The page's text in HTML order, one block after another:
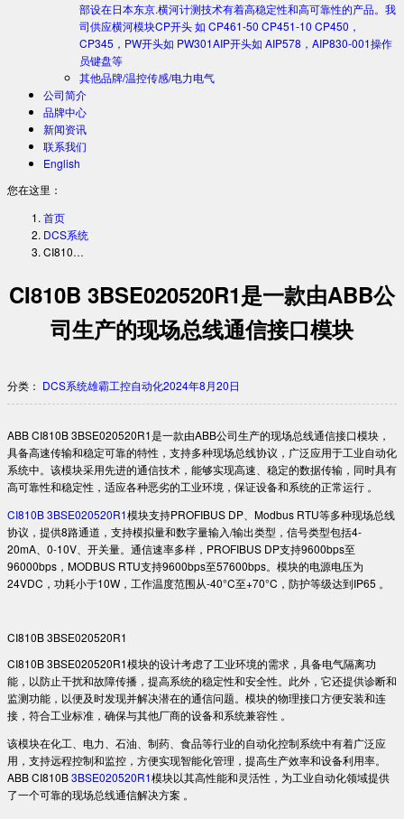
部设在日本东京.横河计测技术有着高稳定性和高可靠性的产品。我
司供应横河模块CP开头 如 CP461-50 CP451-10 CP450，
CP345，PW开头如 PW301AIP开头如 AIP578，AIP830-001操作
员键盘等
其他品牌/温控传感/电力电气
公司简介
品牌中心
新闻资讯
联系我们
English
您在这里：
首页
DCS系统
CI810…
CI810B 3BSE020520R1是一款由ABB公
司生产的现场总线通信接口模块
分类： DCS系统雄霸工控自动化2024年8月20日
ABB CI810B 3BSE020520R1是一款由ABB公司生产的现场总线通信接口模块，
具备高速传输和稳定可靠的特性，支持多种现场总线协议，广泛应用于工业自动化
系统中。该模块采用先进的通信技术，能够实现高速、稳定的数据传输，同时具有
高可靠性和稳定性，适应各种恶劣的工业环境，保证设备和系统的正常运行 。
CI810B 3BSE020520R1模块支持PROFIBUS DP、Modbus RTU等多种现场总线
协议，提供8路通道，支持模拟量和数字量输入/输出类型，信号类型包括4-
20mA、0-10V、开关量。通信速率多样，PROFIBUS DP支持9600bps至
96000bps，MODBUS RTU支持9600bps至57600bps。模块的电源电压为
24VDC，功耗小于10W，工作温度范围从-40°C至+70°C，防护等级达到IP65 。
CI810B 3BSE020520R1
CI810B 3BSE020520R1模块的设计考虑了工业环境的需求，具备电气隔离功
能，以防止干扰和故障传播，提高系统的稳定性和安全性。此外，它还提供诊断和
监测功能，以便及时发现并解决潜在的通信问题。模块的物理接口方便安装和连
接，符合工业标准，确保与其他厂商的设备和系统兼容性 。
该模块在化工、电力、石油、制药、食品等行业的自动化控制系统中有着广泛应
用，支持远程控制和监控，方便实现智能化管理，提高生产效率和设备利用率。
ABB CI810B3BSE020520R1模块以其高性能和灵活性，为工业自动化领域提供
了一个可靠的现场总线通信解决方案 。